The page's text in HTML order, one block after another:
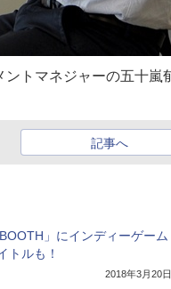
トマネジャーの五十嵐
記事へ
」にインディーゲーム
トルも！
2018年3月20日